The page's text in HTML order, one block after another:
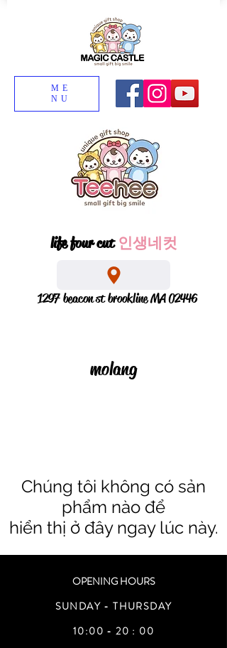
ME
NU
life four cut인생네컷
1297 beacon st brookline MA 02446
molang
Chúng tôi không có sản
phẩm nào để
hiển thị ở đây ngay lúc này.
OPENING HOURS
SUNDAY - THURSDAY
10:00 - 20 : 00